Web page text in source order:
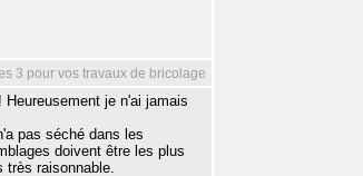
3 pour vos travaux de bricolage
je n'ai jamais
pas séché dans les
doivent être les plus
très raisonnable.